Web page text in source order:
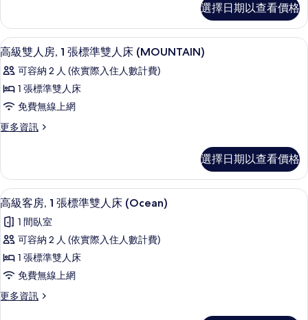
片
多
張
床
(Standard)
的
所
有
雙
床
房,
張
床
的
詳
情
選擇日期以查看價格
顯
示
高
級
雙
人
1
張
標
準
雙
人
床
(MOUNTAIN)
高級雙人房, 1 張標準雙人床
1
高級雙人房, 1 張標準雙人床 (MOUNTAIN)
可容納 2 人 (依實際入住人數計費)
1 張標準雙人床
免費無線上網
更多資訊
更
雙
人
房,
張
標
雙
人
(MOUNTAIN)
選擇日期以查看價格
顯
示
高
級
客
房,
1
高級客房, 1 張標準雙人床 (Ocean) |
1
高級客房, 1 張標準雙人床 (Ocean)
1 間臥室
可容納 2 人 (依實際入住人數計費)
1 張標準雙人床
免費無線上網
更多資訊
更